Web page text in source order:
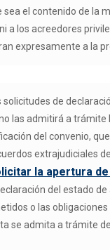
el contenido de la
a los acreedores
expresamente a la
de
las admitirá a
del convenio,
extrajudiciales
la apertura
del estado
o las
se admita a trámite